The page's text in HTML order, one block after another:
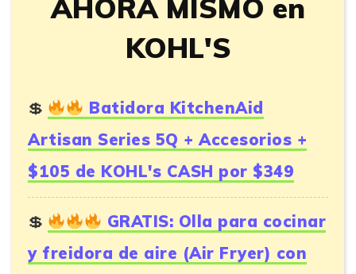
AHORA MISMO en
KOHL'S
Batidora KitchenAid
Artisan Series 5Q + Accesorios +
$105 de KOHL's CASH por $349
GRATIS: Olla para cocinar
y freidora de aire (Air Fryer) con